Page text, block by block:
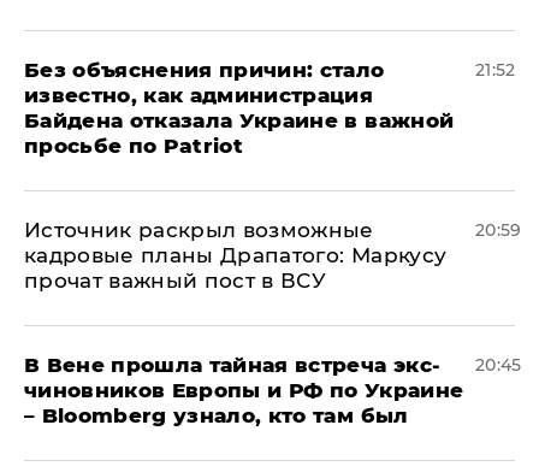
Без объяснения причин: стало
известно, как администрация
Байдена отказала Украине в важной
просьбе по Patriot
21:52
​Источник раскрыл возможные
кадровые планы Драпатого: Маркусу
прочат важный пост в ВСУ
20:59
В Вене прошла тайная встреча экс-
чиновников Европы и РФ по Украине
– Bloomberg узнало, кто там был
20:45